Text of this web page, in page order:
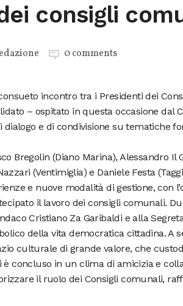
consigli
0 comments
incontro tra i Presidenti dei
– ospitato in questa occasione dal
e di condivisione su tematiche
Bregolin (Diano Marina), Alessandro Il
(Ventimiglia) e Daniele Festa
e nuove modalità di gestione, con
il lavoro dei consigli comunali.
Cristiano Za Garibaldi e alla
della vita democratica cittadina. A
culturale di grande valore, che
è concluso in un clima di amicizia e
il ruolo dei Consigli comunali,